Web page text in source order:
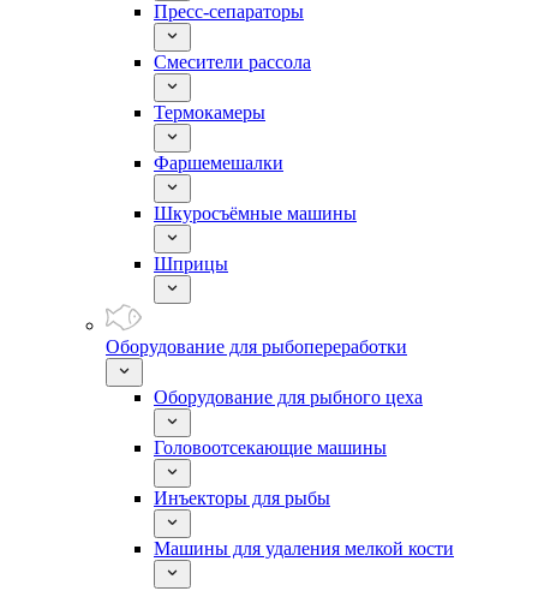
Пресс-сепараторы
Смесители рассола
Термокамеры
Фаршемешалки
Шкуросъёмные машины
Шприцы
Оборудование для рыбопереработки
Оборудование для рыбного цеха
Головоотсекающие машины
Инъекторы для рыбы
Машины для удаления мелкой кости